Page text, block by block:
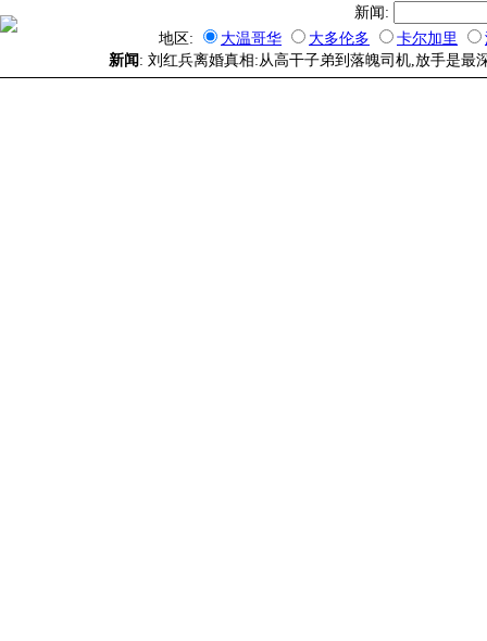
新闻:
地区:
大温哥华 大多伦多 卡尔加里
新闻 : 刘红兵离婚真相:从高干子弟到落魄司机,放手是最